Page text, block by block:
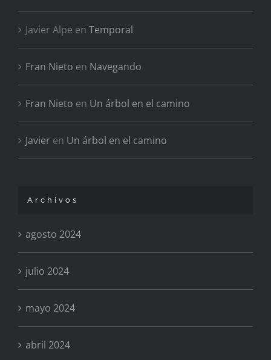
Javier Alpe en Temporal
Fran Nieto en Navegando
Fran Nieto en Un árbol en el camino
Javier en Un árbol en el camino
Archivos
agosto 2024
julio 2024
mayo 2024
abril 2024